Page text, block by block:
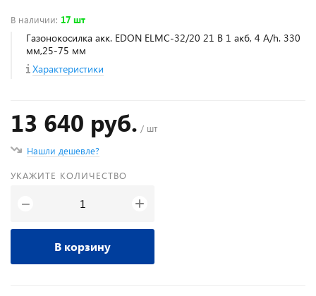
В наличии: 17 шт
Газонокосилка акк. EDON ELMC-32/20 21 В 1 акб, 4 A/h. 330
мм,25-75 мм
Характеристики
13 640 руб. / шт
Нашли дешевле?
УКАЖИТЕ КОЛИЧЕСТВО
− +
В корзину